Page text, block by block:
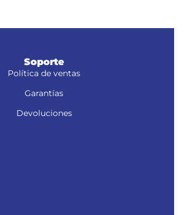
Soporte
Política de ventas
Garantías
Devoluciones